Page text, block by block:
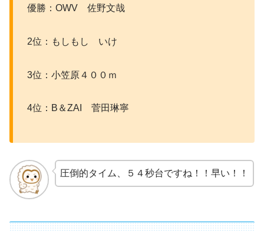
優勝：OWV 佐野文哉
2位：もしもし いけ
3位：小笠原４００ｍ
4位：B＆ZAI 菅田琳寧
圧倒的タイム、５４秒台ですね！！早い！！